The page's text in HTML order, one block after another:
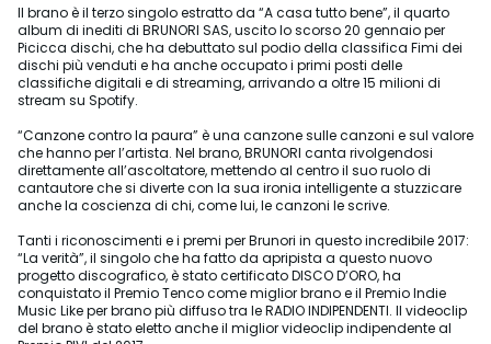
Il brano è il terzo singolo estratto da “A casa tutto bene”, il quarto
album di inediti di BRUNORI SAS, uscito lo scorso 20 gennaio per
Picicca dischi, che ha debuttato sul podio della classifica Fimi dei
dischi più venduti e ha anche occupato i primi posti delle
classifiche digitali e di streaming, arrivando a oltre 15 milioni di
stream su Spotify.
“Canzone contro la paura” è una canzone sulle canzoni e sul valore
che hanno per l’artista. Nel brano, BRUNORI canta rivolgendosi
direttamente all’ascoltatore, mettendo al centro il suo ruolo di
cantautore che si diverte con la sua ironia intelligente a stuzzicare
anche la coscienza di chi, come lui, le canzoni le scrive.
Tanti i riconoscimenti e i premi per Brunori in questo incredibile 2017:
“La verità”, il singolo che ha fatto da apripista a questo nuovo
progetto discografico, è stato certificato DISCO D’ORO, ha
conquistato il Premio Tenco come miglior brano e il Premio Indie
Music Like per brano più diffuso tra le RADIO INDIPENDENTI. Il videoclip
del brano è stato eletto anche il miglior videoclip indipendente al